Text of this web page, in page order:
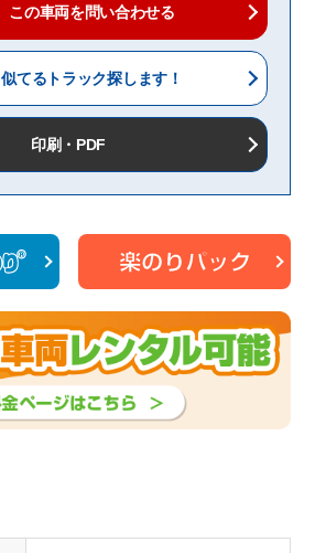
この車両を問い合わせる
似てるトラック探します！
印刷・PDF